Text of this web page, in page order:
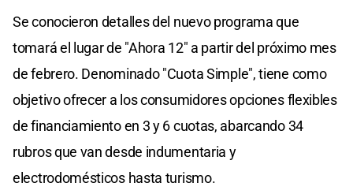
Se conocieron detalles del nuevo programa que
tomará el lugar de "Ahora 12" a partir del próximo mes
de febrero. Denominado "Cuota Simple", tiene como
objetivo ofrecer a los consumidores opciones flexibles
de financiamiento en 3 y 6 cuotas, abarcando 34
rubros que van desde indumentaria y
electrodomésticos hasta turismo.